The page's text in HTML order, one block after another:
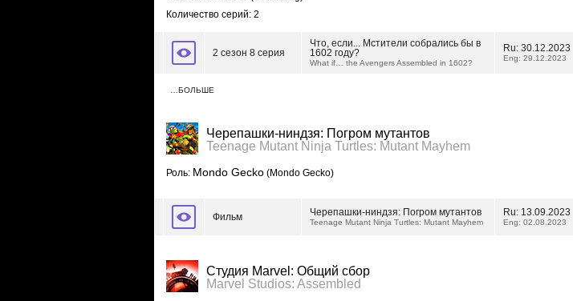
Количество серий: 2
2 сезон 8 серия
Что, если... Мстители собрались бы в
1602 году?
What if… the Avengers Assembled in 1602?
Ru: 30.12.2023
Eng: 29.12.2023
…БОЛЬШЕ
Черепашки-ниндзя: Погром мутантов
Teenage Mutant Ninja Turtles: Mutant Mayhem
Роль: Mondo Gecko (Mondo Gecko)
Фильм Черепашки-ниндзя: Погром мутантов
Teenage Mutant Ninja Turtles: Mutant Mayhem
Ru: 13.09.2023
Eng: 02.08.2023
Студия Marvel: Общий сбор
Marvel Studios: Assembled